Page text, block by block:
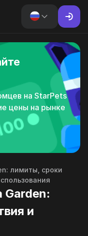
на StarPets
цены на рынке
лимиты, сроки
Garden:
и